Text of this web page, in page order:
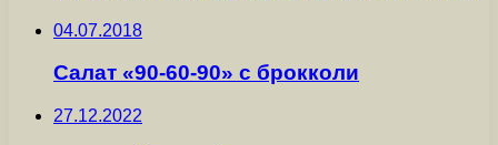
04.07.2018
Салат «90-60-90» с брокколи
27.12.2022